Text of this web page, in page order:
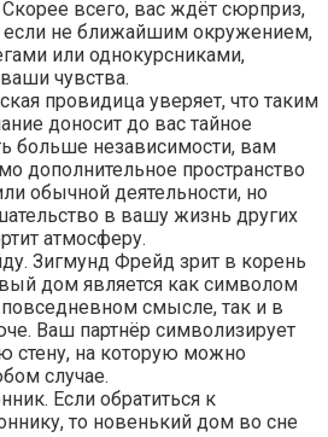
всего, вас ждёт сюрприз,
если не ближайшим окружением,
или однокурсниками,
чувства.
провидица уверяет, что таким
доносит до вас тайное
больше независимости, вам
дополнительное пространство
обычной деятельности, но
в вашу жизнь других
атмосферу.
Зигмунд Фрейд зрит в корень
дом является как символом
смысле, так и в
Ваш партнёр символизирует
стену, на которую можно
случае.
Если обратиться к
то новенький дом во сне